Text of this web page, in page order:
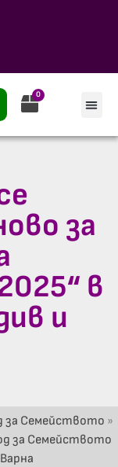
0
за
в
и
за Семейството »
за Семейството